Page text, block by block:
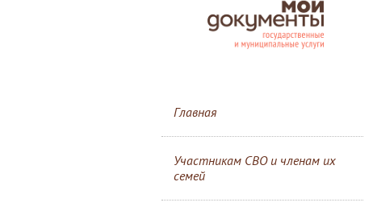
Главная
Участникам СВО и членам их
семей